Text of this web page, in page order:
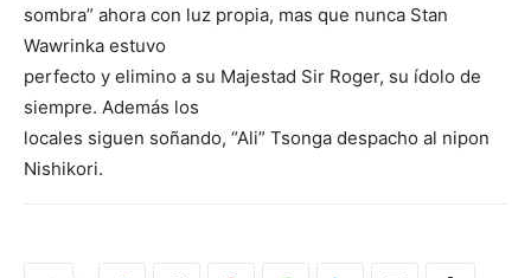
sombra” ahora con luz propia, mas que nunca Stan
Wawrinka estuvo
perfecto y elimino a su Majestad Sir Roger, su ídolo de
siempre. Además los
locales siguen soñando, “Ali” Tsonga despacho al nipon
Nishikori.